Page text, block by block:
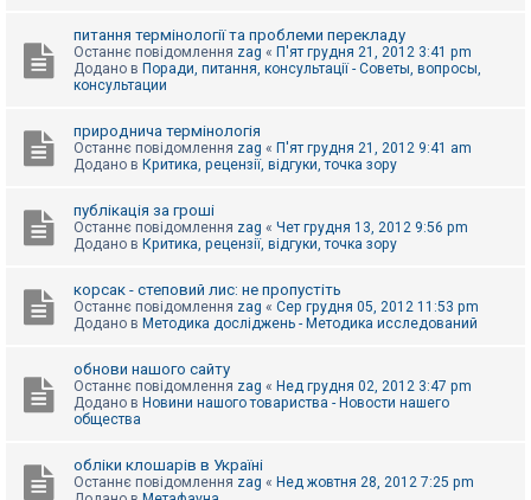
питання термінології та проблеми перекладу
Останнє повідомлення zag « П'ят грудня 21, 2012 3:41 pm
Додано в Поради, питання, консультації - Советы, вопросы,
консультации
природнича термінологія
Останнє повідомлення zag « П'ят грудня 21, 2012 9:41 am
Додано в Критика, рецензії, відгуки, точка зору
публікація за гроші
Останнє повідомлення zag « Чет грудня 13, 2012 9:56 pm
Додано в Критика, рецензії, відгуки, точка зору
корсак - степовий лис: не пропустіть
Останнє повідомлення zag « Сер грудня 05, 2012 11:53 pm
Додано в Методика досліджень - Методика исследований
обнови нашого сайту
Останнє повідомлення zag « Нед грудня 02, 2012 3:47 pm
Додано в Новини нашого товариства - Новости нашего
общества
обліки клошарів в Україні
Останнє повідомлення zag « Нед жовтня 28, 2012 7:25 pm